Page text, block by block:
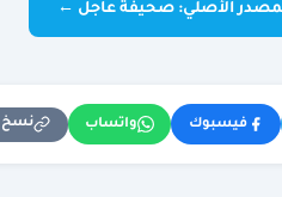
الأصلي: صحيفة عاجل ←
فيسبوك واتساب نسخ